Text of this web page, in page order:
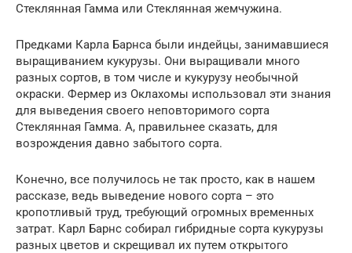
Стеклянная Гамма или Стеклянная жемчужина.
Предками Карла Барнса были индейцы, занимавшиеся
выращиванием кукурузы. Они выращивали много
разных сортов, в том числе и кукурузу необычной
окраски. Фермер из Оклахомы использовал эти знания
для выведения своего неповторимого сорта
Стеклянная Гамма. А, правильнее сказать, для
возрождения давно забытого сорта.
Конечно, все получилось не так просто, как в нашем
рассказе, ведь выведение нового сорта – это
кропотливый труд, требующий огромных временных
затрат. Карл Барнс собирал гибридные сорта кукурузы
разных цветов и скрещивал их путем открытого